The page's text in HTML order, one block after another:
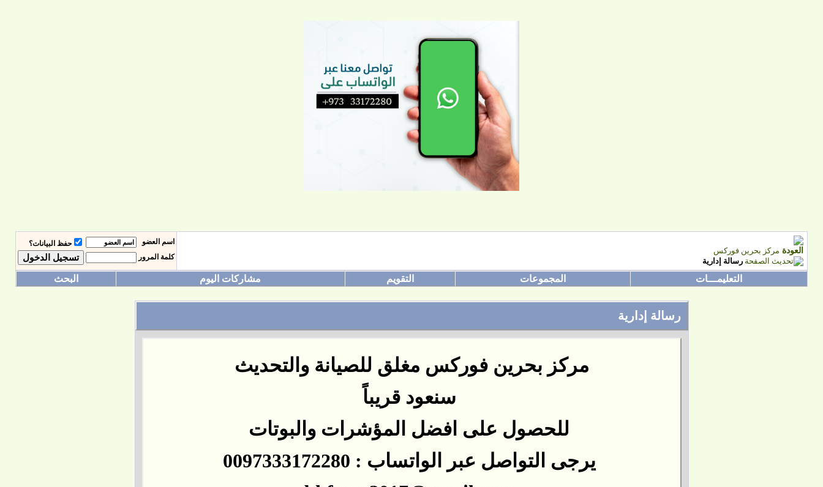
مركز بحرين فوركس
رسالة إدارية
اسم العضو
حفظ البيانات؟
كلمة المرور
التعليمـــات المجموعات التقويم مشاركات اليوم البحث
رسالة إدارية
مركز بحرين فوركس مغلق للصيانة والتحديث
سنعودقريباً
للحصول على افضل المؤشرات والبوتات
يرجى التواصل عبر الواتساب : 0097333172280